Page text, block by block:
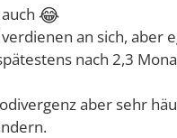
😂
an sich, aber
nach 2,3
aber sehr